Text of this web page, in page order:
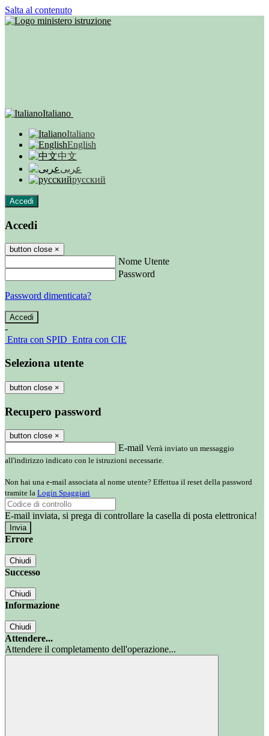
Salta al contenuto
Italiano
Italiano
English
中文
عربى
русский
Accedi
Accedi
button close ×
Nome Utente
Password
Password dimenticata?
-
Entra con SPID Entra con CIE
Seleziona utente
button close ×
Recupero password
button close ×
E-mail Verrà inviato un messaggio
all'indirizzo indicato con le istruzioni necessarie.
Non hai una e-mail associata al nome utente? Effettua il reset della password
tramite la Login Spaggiari
E-mail inviata, si prega di controllare la casella di posta elettronica!
Errore
Chiudi
Successo
Chiudi
Informazione
Chiudi
Attendere...
Attendere il completamento dell'operazione...